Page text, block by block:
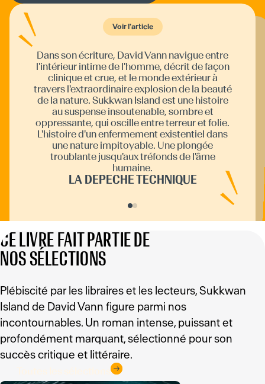
Voir l'article
Dans son écriture, David Vann navigue entre
l'intérieur intime de l'homme, décrit de façon
clinique et crue, et le monde extérieur à
travers l'extraordinaire explosion de la beauté
de la nature. Sukkwan Island est une histoire
au suspense insoutenable, sombre et
oppressante, qui oscille entre terreur et folie.
L'histoire d'un enfermement existentiel dans
une nature impitoyable. Une plongée
troublante jusqu'aux tréfonds de l'âme
humaine.
LA DEPECHE TECHNIQUE
Voir l'article
Paru en 2009 en version originale et l'année
suivante en France aux éditions Gallmeister,
Sukkwan Island a marqué la critique et le
public, remportant le Prix Médicis du roman
étranger. Son style d'écriture est reconnu
pour son réalisme brutal, offrant des
explorations profondes de la psyché
humaine. Une adaptation cinématographique
très attendue sort en salle le 18 février 2026.
ACTUALITTES
CE LIVRE FAIT PARTIE DE
NOS SÉLECTIONS
Plébiscité par les libraires et les lecteurs, Sukkwan
Island de David Vann figure parmi nos
incontournables. Un roman intense, puissant et
profondément marquant, sélectionné pour son
succès critique et littéraire.